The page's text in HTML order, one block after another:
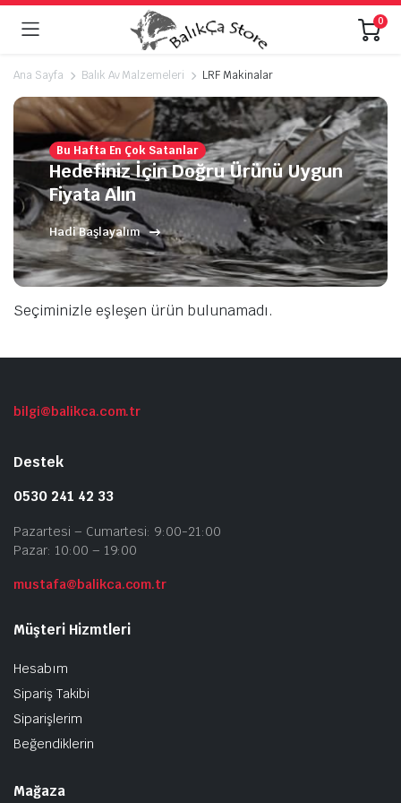
0
Ana Sayfa Balık Av Malzemeleri LRF Makinalar
Bu Hafta En Çok Satanlar
Hedefiniz İçin Doğru Ürünü Uygun
Fiyata Alın
Hadi Başlayalım
Seçiminizle eşleşen ürün bulunamadı.
bilgi@balikca.com.tr
Destek
0530 241 42 33
Pazartesi – Cumartesi: 9:00-21:00
Pazar: 10:00 – 19:00
mustafa@balikca.com.tr
Müşteri Hizmtleri
Hesabım
Sipariş Takibi
Siparişlerim
Beğendiklerin
Mağaza